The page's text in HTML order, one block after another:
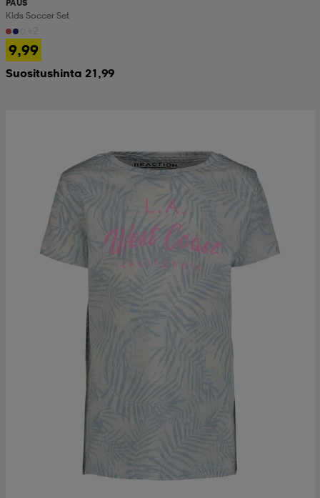
PAUS
Kids Soccer Set
9,99
Suositushinta 21,99